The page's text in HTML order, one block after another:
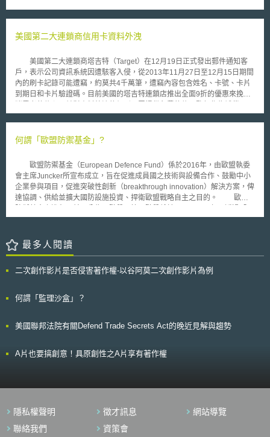
合作且關係透明。 應確保高度保護系統和安全存取協定。 應具備系統以預
案以維持商業活動繼續進行。 GFSC和商業部（Ministry of
規範，管制境內行銷（promotion）、販售和散布數位代幣（digital token）
行為，強調贊助人須先授權（authorized sponsor），並有義務確保遵守有
關資訊揭露和避免金融犯罪之法律。
為重點投資培育對象，其中包含半導體和顯示器、蓄電池（secondary
物科技、航太科技與海洋科技、氫能、網路安全、人工智慧、下世代通訊技
將提及以投資導向為主之國家戰略技術外，韓國尚有以技術保護導向為主之
國家核心技術（national core technology）與國家高科技戰略技術
（national high-tech strategic technology）。 韓國國家核心技術係規
範於《防止產業技術外流及保護產業技術法》（The Act on Prevention of
Divulgence and Protection of Industrial Technology）（以下簡稱產業技術
爭力特別措施法》（The Act on Special Measures for Reinforcement and
Industries）（以下簡稱戰略產業法）。 韓國國家核心技術為國家高科
基礎，再就對國家經濟與安全至關重要之技術進行篩選，故國家高科技戰略
技術之保護措施較國家核心技術更為嚴格。此外，《戰略產業法》屬《產業
技術保護法》之特別法[3]，因此，於涉及國家高科技戰略技術、產業時，
《戰略產業法》之規定原則上優於其他法律，應優先適用《戰略產業法》。
同時，因國家核心技術為國家高科技戰略技術之上位概念，且《產業技術保
護法》為《戰略產業法》之普通法，除《戰略產業法》另有規定外，國家高
上可知，韓國對涉及國家安全之技術給予全面且層級化之保護。以下再就兩
項技術之規定簡要說明。 一、國家核心技術 如前所述，韓國國家
如研發或生產所需的高科技資訊，以及防止具有高技術和經濟價值的國家核
持有人於洩漏國家核心技術時無法利用技術資訊是否符合營業秘密之要件等
理由卸責。 國家核心技術依《產業技術保護法》第9條第1項[6]等條項
與各技術的主管機關和業界討論後選定。按韓國產業通商資源部2022年7月
含半導體及顯示器等韓國具有領先地位之產業技術。 《產業技術保護
法》要求國家核心技術之持有人於利用受管制的技術進行境外投資時，應先
韓國國家高科技戰略技術係規範於《戰略產業法》[10]，其於2022年2
月3日頒布並於同年8月實施[11]。《戰略產業法》專門適用於國家高科技戰
略技術，其依該法第2條[12]被定義為對國家經濟安全、出口和就業有重大
美國第二大連鎖商信用卡資料外洩
美國第二大連鎖商塔吉特（Target）在12月19日正式發出郵件通知客
戶，表示公司資訊系統因遭駭客入侵，從2013年11月27日至12月15日期間
內的刷卡記錄可能遭竊，約莫共4千萬筆，遭竊內容包含姓名、卡號、卡片
到期日和卡片驗證碼。目前美國的塔吉特連鎖店推出全面9折的優惠來挽回
每當資安事件發生時，所有防毒軟體公司及資安管理服務都會跳出來大
事件，此番事後諸葛的批判方式顯然不再行得通。 塔吉特的資訊系統
專家評析不太可能是在銷售點管理（POS）設備上（指擁有收銀、進銷存作
業功能的機器）植入惡意軟體，比較可能是從授權與結算的交換系統竊取資
料。 塔吉特的信用卡資料外洩事件，引發了一連串的訴訟案件及犯罪
調查，目前加州提起了兩件團體訴訟、奧勒岡州一件，損害賠償額估計高於
5百萬美元；另外，目前至少有四州的州檢察長（Attorney General）展開
出去的數百萬筆信用卡和簽帳卡資料已經開始在黑市中販售每筆價格20至
100美元不等。
何謂「歐盟防禦基金」?
歐盟防禦基金（European Defence Fund）係於2016年，由歐盟執委
會主席Juncker所宣布成立，旨在促進成員國之技術與設備合作、鼓勵中小
企業參與項目，促進突破性創新（breakthrough innovation）解決方案，俾
達協調、供給並擴大國防設施投資、捍衛歐盟戰略自主之目的。 歐盟
防研究籌備行動」與「歐盟防禦工業發展項目」等兩個項目，對歐盟成員國
執委會於2018年6月13日決議增加基金2021-2027年之預算至130億歐元，
與成員國共同進行防禦科技與設備之研發，是為第二階段。 於130億歐
計畫，包含原型（prototype）之開發（占20%）、認證與測試（占
研發成果為前提。具體而言，此一共同投資計畫具下述特點： 投資項目需
意。 以突破性創新為目標，提撥5%的資金專用於破壞式創新技術和設備之
來自不同成員國之參與者；並以優惠利率為誘因，吸引中小型企業跨境參
與。 參與之成員國需承諾採購最終之研發成果。
最多人閱讀
二次創作影片是否侵害著作權-以谷阿莫二次創作影片為例
何謂「監理沙盒」？
美國聯邦法院有關Defend Trade Secrets Act的晚近見解與趨勢
A片也要搞創意！具原創性之A片享有著作權
隱私權聲明 徵才訊息
網站導覽
聯絡我們
資策會